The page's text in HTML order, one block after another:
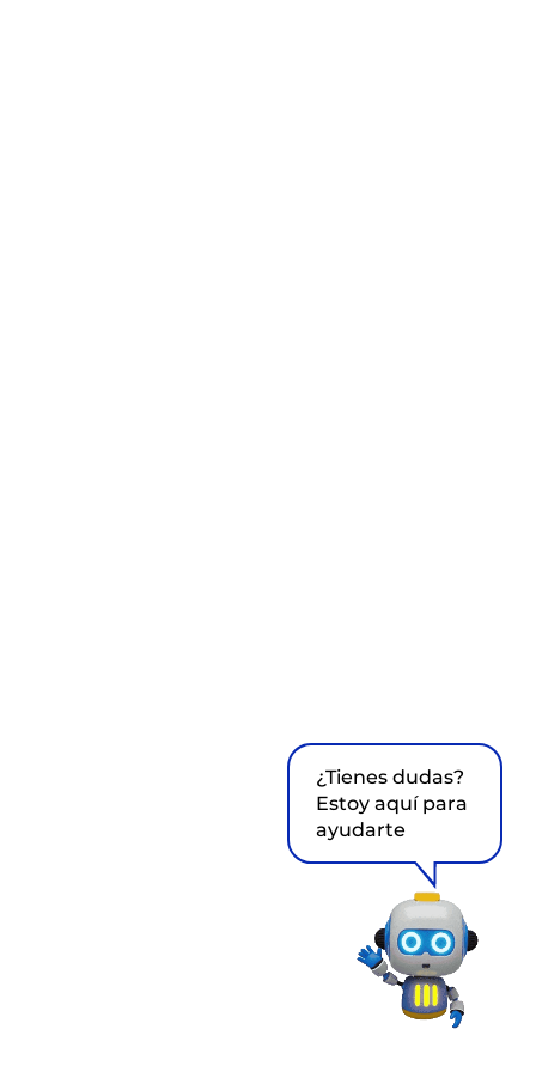
¿Tienes dudas?
Estoy aquí para
ayudarte